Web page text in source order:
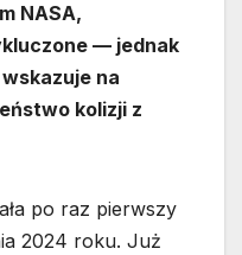
NASA,
— jednak
na
kolizji z
po raz pierwszy
2024 roku. Już